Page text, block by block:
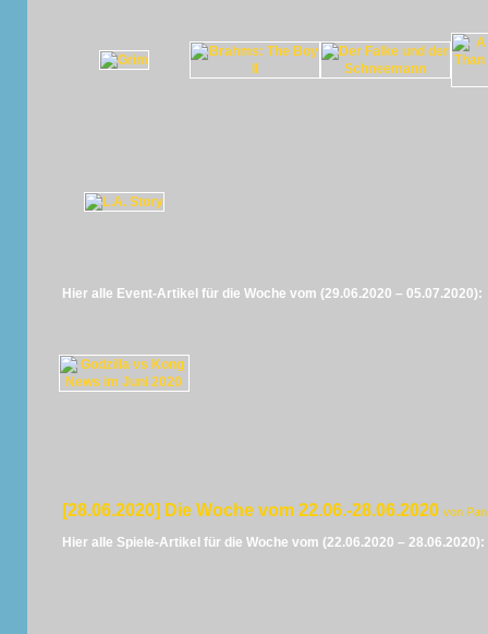
Hier alle Event-Artikel für die Woche vom (29.06.2020 – 05.07.2020):
[28.06.2020] Die Woche vom 22.06.-28.06.2020 von
Hier alle Spiele-Artikel für die Woche vom (22.06.2020 – 28.06.2020):